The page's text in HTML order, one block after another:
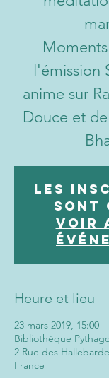
l'émission
anime sur
Douce et
Les
sont
Voir
Heure et lieu
23 mars 2019, 15:00
Bibliothèque
2 Rue des
France